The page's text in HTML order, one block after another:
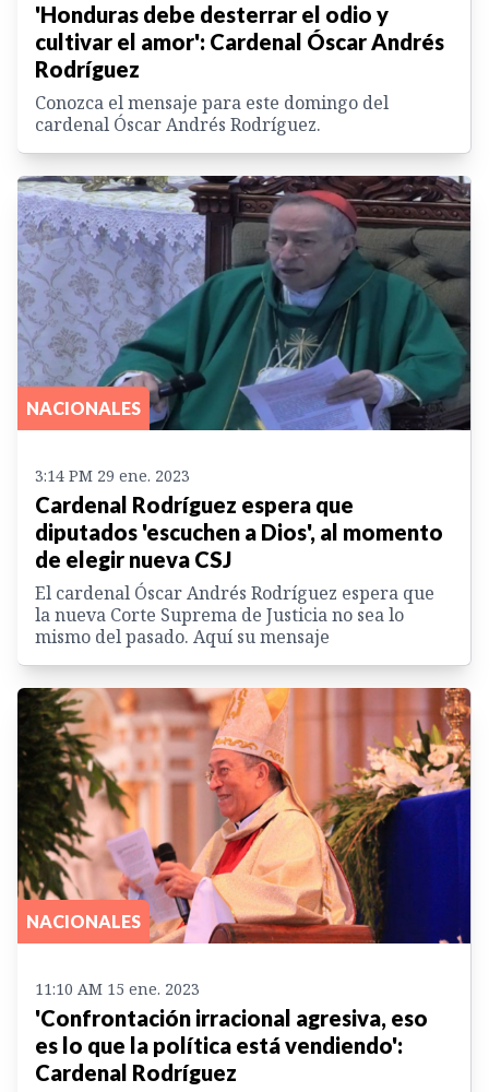
'Honduras debe desterrar el odio y
cultivar el amor': Cardenal Óscar Andrés
Rodríguez
Conozca el mensaje para este domingo del
cardenal Óscar Andrés Rodríguez.
NACIONALES
3:14 PM 29 ene. 2023
Cardenal Rodríguez espera que
diputados 'escuchen a Dios', al momento
de elegir nueva CSJ
El cardenal Óscar Andrés Rodríguez espera que
la nueva Corte Suprema de Justicia no sea lo
mismo del pasado. Aquí su mensaje
NACIONALES
11:10 AM 15 ene. 2023
'Confrontación irracional agresiva, eso
es lo que la política está vendiendo':
Cardenal Rodríguez